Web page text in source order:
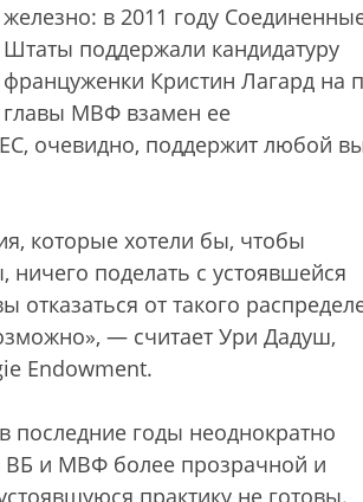
железно: в 2011 году
Штаты поддержали кандидатуру
француженки Кристин Лагард на
главы МВФ взамен ее
очевидно, поддержит любой
которые хотели бы, чтобы
поделать с устоявшейся
от такого
— считает Ури Дадуш,
Endowment.
последние годы неоднократно
ВБ и МВФ более прозрачной и
практику не готовы.